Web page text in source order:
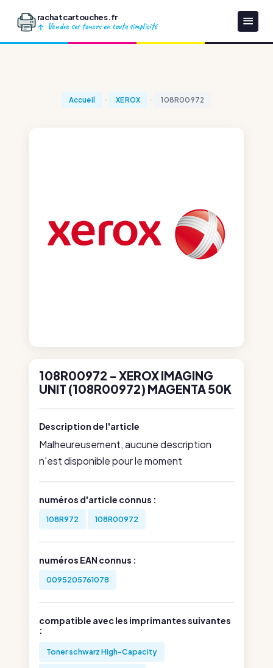
rachatcartouches.fr
Vendre ses toners en toute simplicité
Accueil XEROX 108R00972
108R00972 - XEROX IMAGING
UNIT (108R00972) MAGENTA 50K
Description de l'article
Malheureusement, aucune description
n'est disponible pour le moment
numéros d'article connus :
108R972 108R00972
numéros EAN connus :
0095205761078
compatible avec les imprimantes suivantes
:
Toner schwarz High-Capacity